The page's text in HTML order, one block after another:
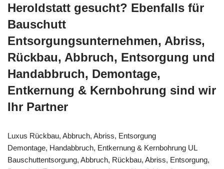
Heroldstatt gesucht? Ebenfalls für
Bauschutt
Entsorgungsunternehmen, Abriss,
Rückbau, Abbruch, Entsorgung und
Handabbruch, Demontage,
Entkernung & Kernbohrung sind wir
Ihr Partner
Luxus Rückbau, Abbruch, Abriss, Entsorgung
Demontage, Handabbruch, Entkernung & Kernbohrung UL
Bauschuttentsorgung, Abbruch, Rückbau, Abriss, Entsorgung,